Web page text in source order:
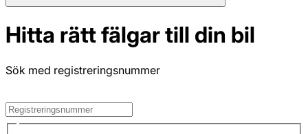
Hitta rätt fälgar till din bil
Sök med registreringsnummer